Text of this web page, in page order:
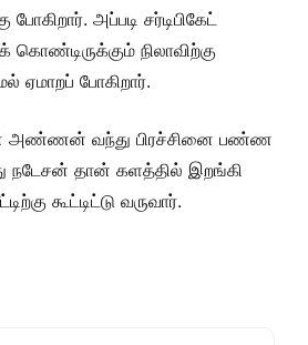
போகிறார். அப்படி சர்டிபிகேட்
கொண்டிருக்கும் நிலாவிற்கு
ஏமாறப் போகிறார்.
அண்ணன் வந்து பிரச்சினை பண்ண
நடேசன் தான் களத்தில் இறங்கி
கூட்டிட்டு வருவார்.